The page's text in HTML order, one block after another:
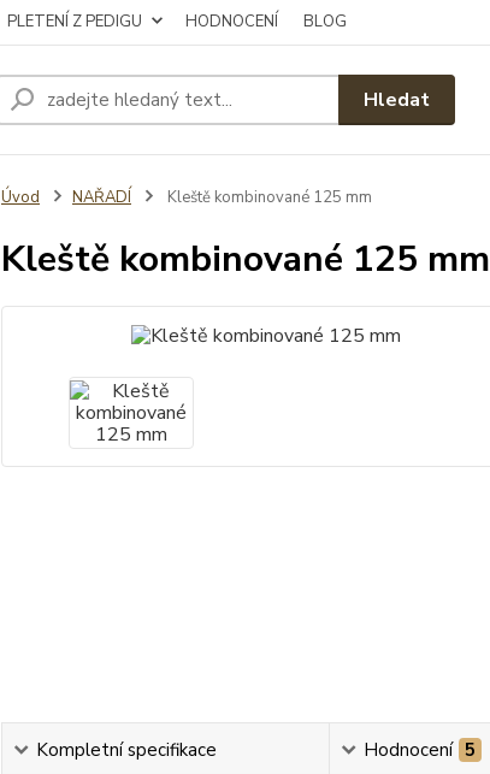
PLETENÍ Z PEDIGU HODNOCENÍ BLOG
Hledat
Úvod NAŘADÍ Kleště kombinované 125 mm
Kleště kombinované 125 mm
Kompletní specifikace Hodnocení 5